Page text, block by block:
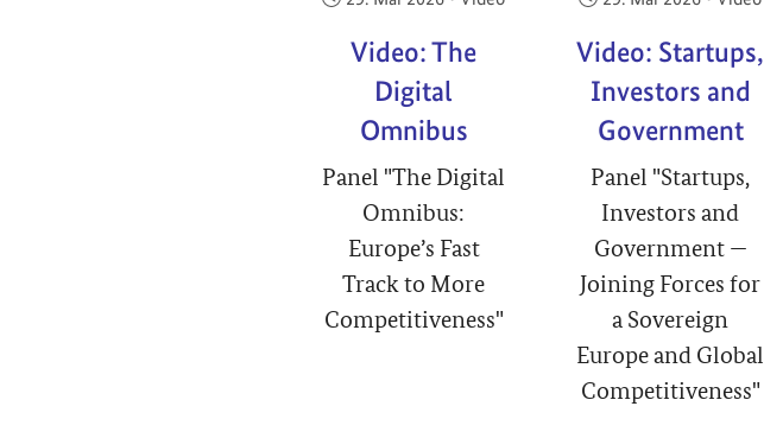
Video: The
Digital
Omnibus
Panel "The Digital
Omnibus:
Europe’s Fast
Track to More
Competitiveness"
Video: Startups,
Investors and
Government
Panel "Startups,
Investors and
Government —
Joining Forces for
a Sovereign
Europe and Global
Competitiveness"